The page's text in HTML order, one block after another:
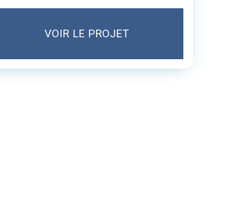
VOIR LE PROJET